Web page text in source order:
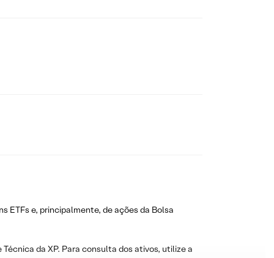
ETFs e, principalmente, de ações da Bolsa
da XP. Para consulta dos ativos, utilize a